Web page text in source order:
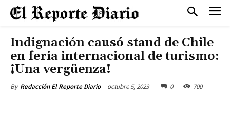
Indignación causó stand de Chile
en feria internacional de turismo:
¡Una vergüenza!
By Redacción El Reporte Diario octubre 5, 2023 0 700